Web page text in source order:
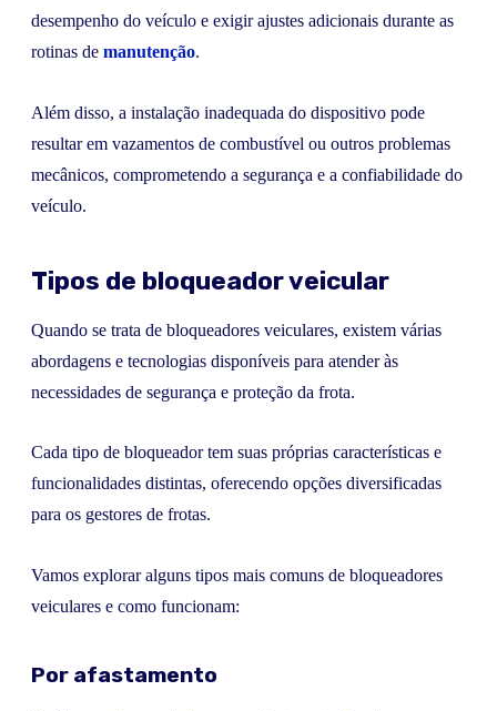
desempenho do veículo e exigir ajustes adicionais durante as
rotinas de manutenção.
Além disso, a instalação inadequada do dispositivo pode
resultar em vazamentos de combustível ou outros problemas
mecânicos, comprometendo a segurança e a confiabilidade do
veículo.
Tipos de bloqueador veicular
Quando se trata de bloqueadores veiculares, existem várias
abordagens e tecnologias disponíveis para atender às
necessidades de segurança e proteção da frota.
Cada tipo de bloqueador tem suas próprias características e
funcionalidades distintas, oferecendo opções diversificadas
para os gestores de frotas.
Vamos explorar alguns tipos mais comuns de bloqueadores
veiculares e como funcionam:
Por afastamento